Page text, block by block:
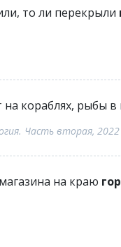
то ли перекрыли
кораблях, рыбы
Часть вторая, 2022
на краю